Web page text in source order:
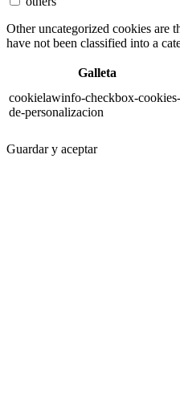
Other uncategorized cookies are
have not been classified into a
Galleta
cookielawinfo-checkbox-cookies-
de-personalizacion
Guardar y aceptar